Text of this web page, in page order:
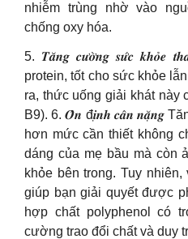
nhiễm trùng nhờ vào
chống oxy hóa.
5. 𝑻𝒂̆𝒏𝒈 𝒄𝒖̛𝒐̛̀𝒏𝒈 𝒔𝒖̛́𝒄 𝒌𝒉𝒐̉𝒆
protein, tốt cho sức khỏe
ra, thức uống giải khát này
B9). 6. 𝑶̂̉𝒏 đ𝒊̣𝒏𝒉 𝒄𝒂̂𝒏 𝒏𝒂̣̆𝒏𝒈
hơn mức cần thiết không
dáng của mẹ bầu mà còn
khỏe bên trong. Tuy
giúp bạn giải quyết được
hợp chất polyphenol có
cường trao đổi chất và duy